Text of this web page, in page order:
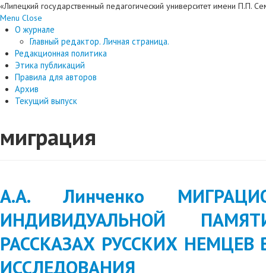
«Липецкий государственный педагогический университет имени П.П.
Menu Close
О журнале
Главный редактор. Личная страница.
Редакционная политика
Этика публикаций
Правила для авторов
Архив
Текущий выпуск
миграция
А.А. Линченко
ИНДИВИДУАЛЬНОЙ
РАССКАЗАХ РУССКИХ
ИССЛЕДОВАНИЯ